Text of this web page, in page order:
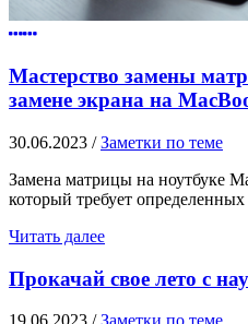
Мастерство замены
замене экрана на
30.06.2023 / Заметки по теме
Замена матрицы на ноутбуке
который требует
Читать далее
Прокачай свое лето с